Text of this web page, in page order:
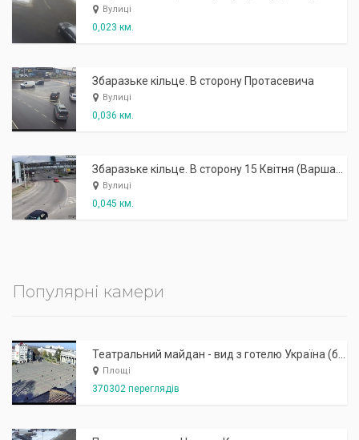
Вулиці
0,023 км.
Збаразьке кільце. В сторону Протасевича
Вулиці
0,036 км.
Вулиці
0,045 км.
Популярні камери
Площі
370302 переглядів